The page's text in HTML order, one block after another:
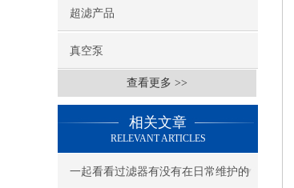
超滤产品
真空泵
查看更多 >>
相关文章
RELEVANT ARTICLES
一起看看过滤器有没有在日常维护的